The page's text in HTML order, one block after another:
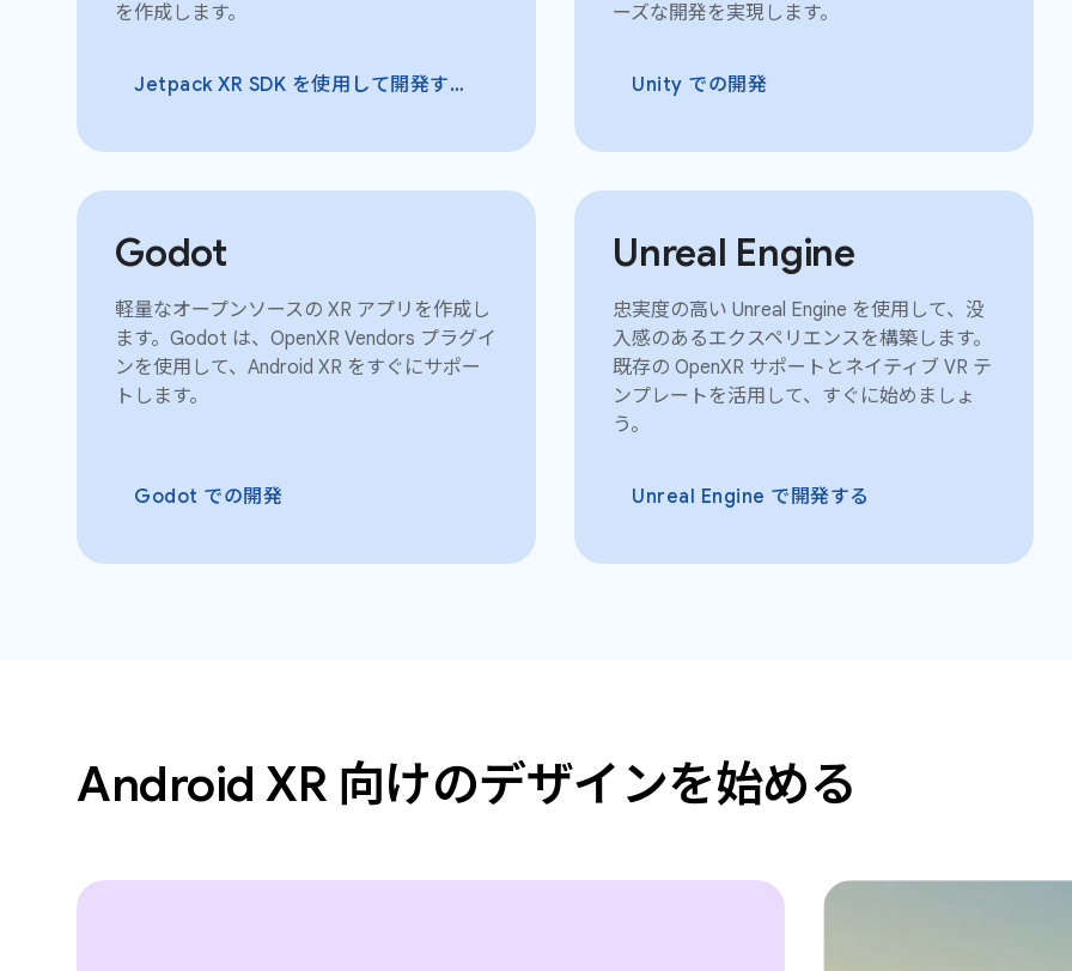
を作成します。
Jetpack XR SDK を使用して開発する
ーズな開発を実現します。
Unity での開発
Godot
軽量なオープンソースの XR アプリを作成し
ます。Godot は、OpenXR Vendors プラグイ
ンを使用して、Android XR をすぐにサポー
トします。
Godot での開発
Unreal Engine
忠実度の高い Unreal Engine を使用して、没
入感のあるエクスペリエンスを構築します。
既存の OpenXR サポートとネイティブ VR テ
ンプレートを活用して、すぐに始めましょ
う。
Unreal Engine で開発する
Android XR 向けのデザインを始める